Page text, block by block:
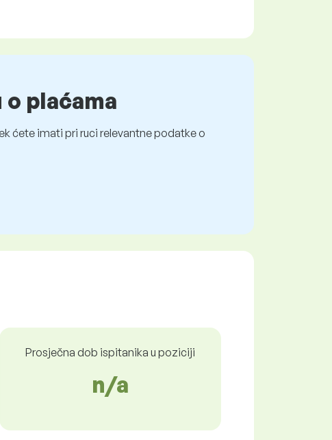
plaćama
ćete imati pri ruci relevantne podatke o
Prosječna dob ispitanika u poziciji
n/a